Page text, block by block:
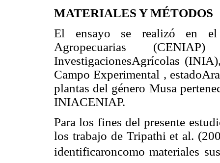
MATERIALES Y MÉTODOS
El ensayo se realizó en el
Agropecuarias
InvestigacionesAgrícolas
Campo Experimental ,
plantas del género Musa
INIACENIAP.
Para los fines del presente
los trabajo de Tripathi et al.
identificaroncomo materiales